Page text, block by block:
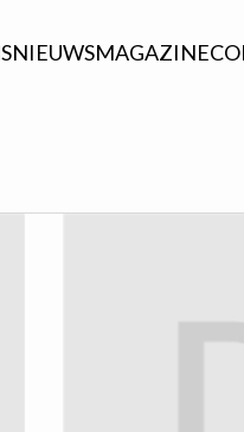
NIEUWSMAGAZINE